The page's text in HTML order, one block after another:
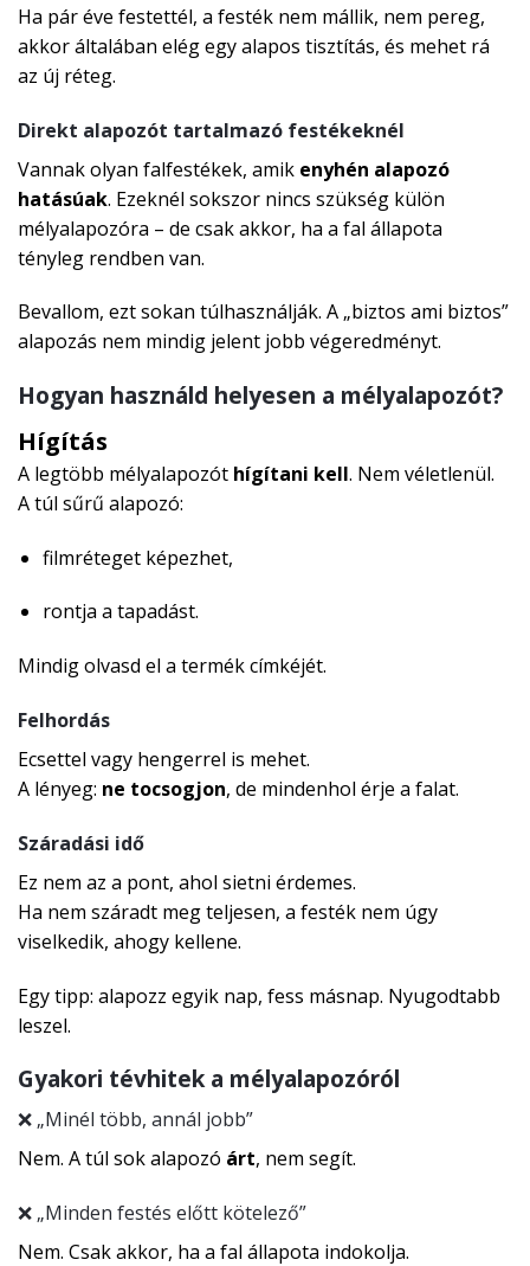
Ha pár éve festettél, a festék nem mállik, nem pereg,
akkor általában elég egy alapos tisztítás, és mehet rá
az új réteg.
Direkt alapozót tartalmazó festékeknél
Vannak olyan falfestékek, amik enyhén alapozó
hatásúak. Ezeknél sokszor nincs szükség külön
mélyalapozóra – de csak akkor, ha a fal állapota
tényleg rendben van.
Bevallom, ezt sokan túlhasználják. A „biztos ami biztos”
alapozás nem mindig jelent jobb végeredményt.
Hogyan használd helyesen a mélyalapozót?
Hígítás
A legtöbb mélyalapozót hígítani kell. Nem véletlenül.
A túl sűrű alapozó:
filmréteget képezhet,
rontja a tapadást.
Mindig olvasd el a termék címkéjét.
Felhordás
Ecsettel vagy hengerrel is mehet.
A lényeg: ne tocsogjon, de mindenhol érje a falat.
Száradási idő
Ez nem az a pont, ahol sietni érdemes.
Ha nem száradt meg teljesen, a festék nem úgy
viselkedik, ahogy kellene.
Egy tipp: alapozz egyik nap, fess másnap. Nyugodtabb
leszel.
Gyakori tévhitek a mélyalapozóról
❌ „Minél több, annál jobb”
Nem. A túl sok alapozó árt, nem segít.
❌ „Minden festés előtt kötelező”
Nem. Csak akkor, ha a fal állapota indokolja.